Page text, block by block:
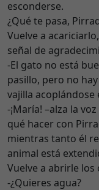
esconderse.
¿Qué te pasa,
Vuelve a
señal de
-El gato no está
pasillo, pero no
vajilla acoplándose
-¡María! –alza la
qué hacer con
mientras tanto él
animal está
Vuelve a abrirle los
-¿Quieres agua?